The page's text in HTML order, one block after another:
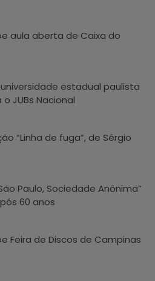
aula aberta de Caixa do
estadual paulista
JUBs Nacional
“Linha de fuga”, de Sérgio
Paulo, Sociedade Anônima”
60 anos
Feira de Discos de Campinas